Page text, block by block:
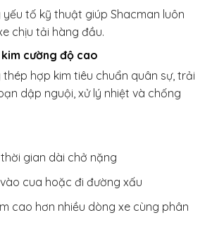
yếu tố kỹ thuật giúp Shacman luôn
chịu tải hàng đầu.
cường độ cao
hợp kim tiêu chuẩn quân sự, trải
dập nguội, xử lý nhiệt và chống
gian dài chở nặng
cua hoặc đi đường xấu
cao hơn nhiều dòng xe cùng phân